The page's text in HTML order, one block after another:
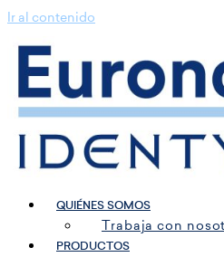
Ir al contenido
QUIÉNES SOMOS
Trabaja con
PRODUCTOS